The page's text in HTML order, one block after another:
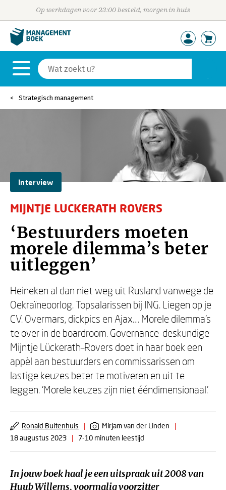
Op werkdagen voor 23:00 besteld, morgen in huis
Strategisch management
Interview
MIJNTJE LUCKERATH ROVERS
‘Bestuurders moeten
morele dilemma’s beter
uitleggen’
Heineken al dan niet weg uit Rusland vanwege de
Oekraïneoorlog. Topsalarissen bij ING. Liegen op je
CV. Overmars, dickpics en Ajax…. Morele dilemma’s
te over in de boardroom. Governance-deskundige
Mijntje Lückerath–Rovers doet in haar boek een
appèl aan bestuurders en commissarissen om
lastige keuzes beter te motiveren en uit te
leggen. ‘Morele keuzes zijn niet ééndimensionaal.’
Ronald Buitenhuis | Mirjam van der Linden
|
18 augustus 2023
| 7-10 minuten leestijd
In jouw boek haal je een uitspraak uit 2008 van
Huub Willems, voormalig voorzitter